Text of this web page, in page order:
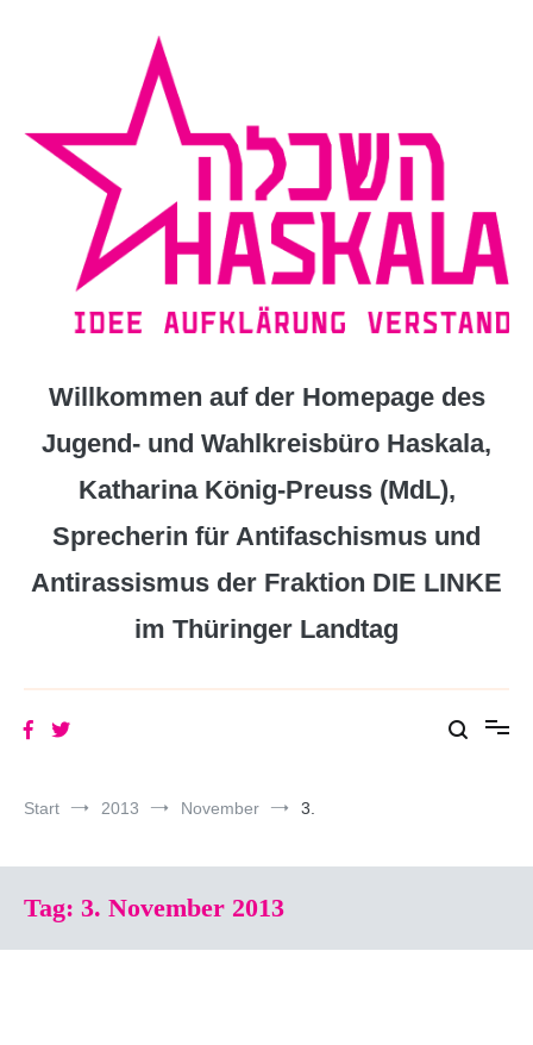
Willkommen auf der Homepage des
Jugend- und Wahlkreisbüro Haskala,
Katharina König-Preuss (MdL),
Sprecherin für Antifaschismus und
Antirassismus der Fraktion DIE LINKE
im Thüringer Landtag
Start 2013 November 3.
Tag: 3. November 2013